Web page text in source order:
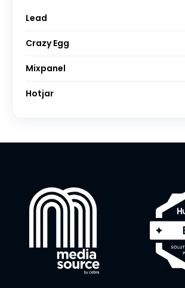
Lead
Crazy Egg
Mixpanel
Hotjar